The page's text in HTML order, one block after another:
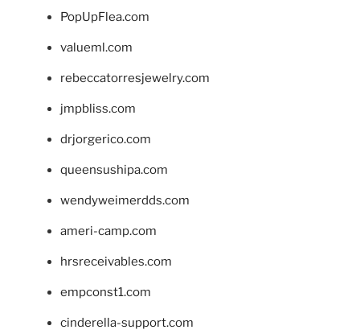
PopUpFlea.com
valueml.com
rebeccatorresjewelry.com
jmpbliss.com
drjorgerico.com
queensushipa.com
wendyweimerdds.com
ameri-camp.com
hrsreceivables.com
empconst1.com
cinderella-support.com